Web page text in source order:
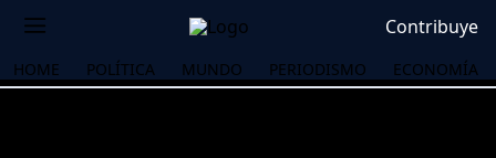
Contribuye
HOME POLÍTICA MUNDO PERIODISMO ECONOMÍA